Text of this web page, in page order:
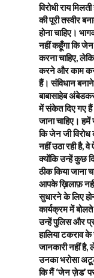
विरोधी राय
की पूरी तस्वीर
होना चाहिए।
नहीं कहूँगा कि जेन
करना चाहिए,
करने और काम
हैं। संविधान
बाबासाहेब
में संकेत दिए गए
जाना चाहिए। हमें
कि जेन जी
नहीं उठा रही है,
क्योंकि उन्हें कुछ
ठीक किया जाना
आपके ख़िलाफ़
सुधारने के लिए
कार्यक्रम में
उन्हें पुलिस और
हालिया टकराव के
जानकारी नहीं
उनका भरोसा
कि मैं ‘जेन ज़ेड’